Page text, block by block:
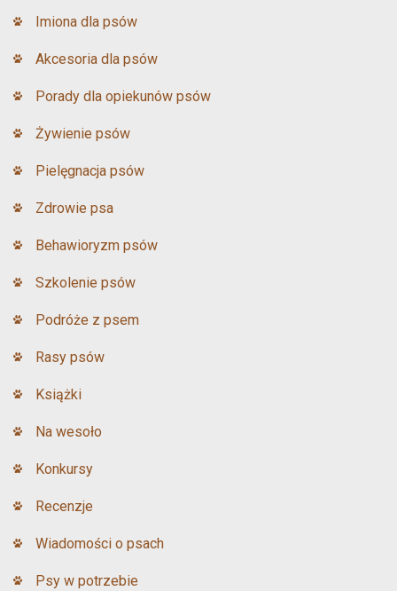
Imiona dla psów
Akcesoria dla psów
Porady dla opiekunów psów
Żywienie psów
Pielęgnacja psów
Zdrowie psa
Behawioryzm psów
Szkolenie psów
Podróże z psem
Rasy psów
Książki
Na wesoło
Konkursy
Recenzje
Wiadomości o psach
Psy w potrzebie